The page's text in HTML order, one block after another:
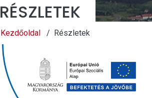
RÉSZLETEK
Kezdőoldal Részletek